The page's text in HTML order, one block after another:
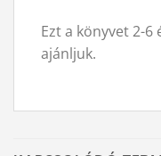
Ezt a könyvet 2-6
ajánljuk.